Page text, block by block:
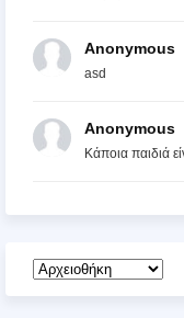
Anonymous
asd
Anonymous
Κάποια παιδιά